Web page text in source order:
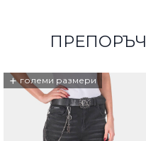
+ големи размери